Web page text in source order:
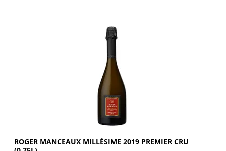
Ročníkové šampaňské z rodinného domu Roger
Manceaux, který ve čtvrté generaci pěstuje hrozny na
prestižních vinicích Premier a Grand Cru v...
ROGER MANCEAUX MILLÉSIME 2019 PREMIER CRU